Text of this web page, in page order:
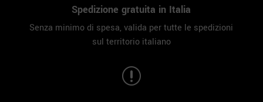
Spedizione gratuita in Italia
Senza minimo di spesa, valida per tutte le spedizioni
sul territorio italiano
r